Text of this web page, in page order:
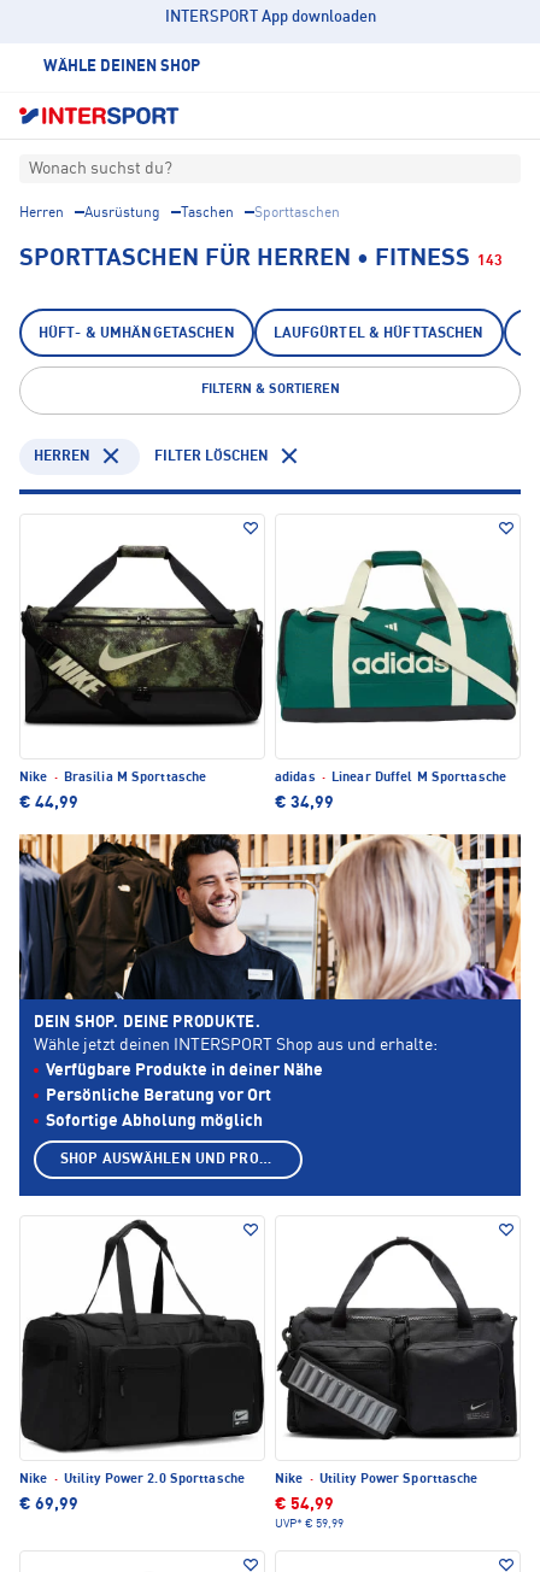
INTERSPORT App downloaden
WÄHLE DEINEN SHOP
Wonach suchst du?
Herren Ausrüstung Taschen Sporttaschen
SPORTTASCHEN FÜR HERREN • FITNESS 143
HÜFT- & UMHÄNGETASCHEN LAUFGÜRTEL & HÜFTTASCHEN
FILTERN & SORTIEREN
HERREN FILTER LÖSCHEN
Nike · Brasilia M Sporttasche
€ 44,99
adidas · Linear Duffel M Sporttasche
€ 34,99
Nike · Utility Power 2.0 Sporttasche
€ 69,99
Nike · Utility Power Sporttasche
€ 54,99
UVP* € 59,99
DEIN SHOP. DEINE PRODUKTE.
Wähle jetzt deinen INTERSPORT Shop aus und erhalte:
Verfügbare Produkte in deiner Nähe
Persönliche Beratung vor Ort
Sofortige Abholung möglich
SHOP AUSWÄHLEN UND PRODUKTE ANZEIGEN